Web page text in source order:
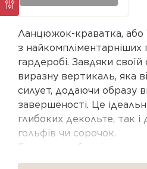
Ланцюжок-краватка, або
з найкомпліментарніших
гардеробі. Завдяки
виразну вертикаль, яка
силует, додаючи образу
завершеності. Це
глибоких декольте, так і
гольфів чи сорочок.
Головна особливість
абсолютна адаптивність.